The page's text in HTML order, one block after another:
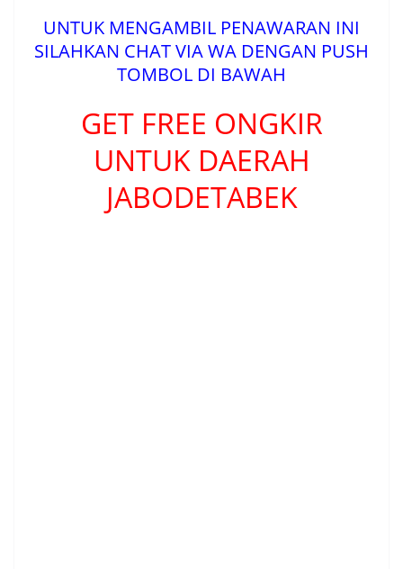
UNTUK MENGAMBIL PENAWARAN INI
SILAHKAN CHAT VIA WA DENGAN PUSH
TOMBOL DI BAWAH
GET FREE ONGKIR
UNTUK DAERAH
JABODETABEK